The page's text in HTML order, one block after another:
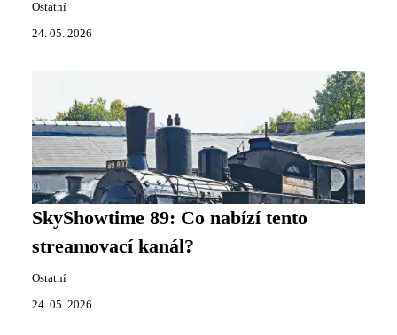
Ostatní
24. 05. 2026
SkyShowtime 89: Co nabízí tento
streamovací kanál?
Ostatní
24. 05. 2026